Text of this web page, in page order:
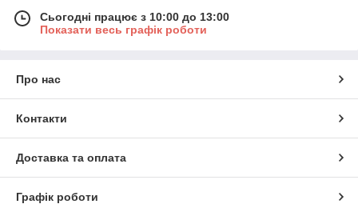
Сьогодні працює з 10:00 до 13:00
Показати весь графік роботи
Про нас
Контакти
Доставка та оплата
Графік роботи